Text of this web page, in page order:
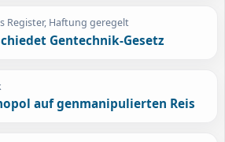
Register, Haftung geregelt
Gentechnik-Gesetz
auf genmanipulierten Reis